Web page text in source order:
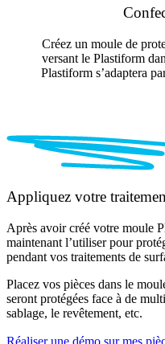
Créez un moule de
versant le Plastiform
Plastiform s’adaptera
Appliquez votre
Après avoir créé votre moule
maintenant l’utiliser pour
pendant vos traitements de
Placez vos pièces dans le
seront protégées face à de
sablage, le revêtement, etc.
Réaliser une démo sur mes